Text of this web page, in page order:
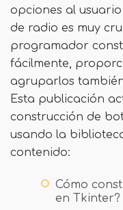
opciones al
de radio es muy
programador
fácilmente,
agruparlos
Esta publicación
construcción de
usando la
contenido:
Cómo
en Tkinter?